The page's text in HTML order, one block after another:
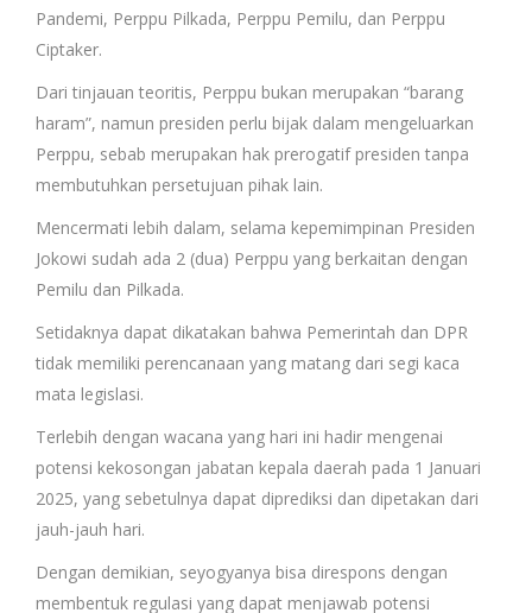
Pandemi, Perppu Pilkada, Perppu Pemilu, dan Perppu
Ciptaker.
Dari tinjauan teoritis, Perppu bukan merupakan “barang
haram”, namun presiden perlu bijak dalam mengeluarkan
Perppu, sebab merupakan hak prerogatif presiden tanpa
membutuhkan persetujuan pihak lain.
Mencermati lebih dalam, selama kepemimpinan Presiden
Jokowi sudah ada 2 (dua) Perppu yang berkaitan dengan
Pemilu dan Pilkada.
Setidaknya dapat dikatakan bahwa Pemerintah dan DPR
tidak memiliki perencanaan yang matang dari segi kaca
mata legislasi.
Terlebih dengan wacana yang hari ini hadir mengenai
potensi kekosongan jabatan kepala daerah pada 1 Januari
2025, yang sebetulnya dapat diprediksi dan dipetakan dari
jauh-jauh hari.
Dengan demikian, seyogyanya bisa direspons dengan
membentuk regulasi yang dapat menjawab potensi